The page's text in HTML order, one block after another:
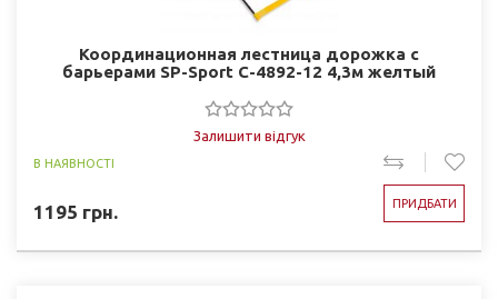
Координационная лестница дорожка с
барьерами SP-Sport C-4892-12 4,3м желтый
Залишити відгук
В НАЯВНОСТІ
1195 грн. ПРИДБАТИ